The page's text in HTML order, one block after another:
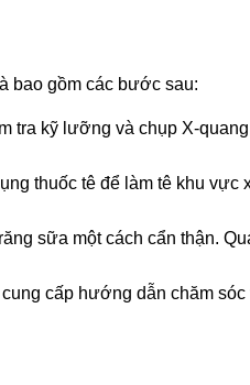
bao gồm các bước sau:
tra kỹ lưỡng và chụp X-
thuốc tê để làm tê khu vực
sữa một cách cẩn thận.
cấp hướng dẫn chăm